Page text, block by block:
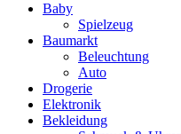
Baby
Spielzeug
Baumarkt
Beleuchtung
Auto
Drogerie
Elektronik
Bekleidung